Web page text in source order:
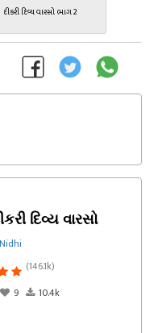
દીકરી દિવ્ય વારસો ભાગ 2
દિવ્ય વારસો
Nidhi
(146.1k)
9 10.4k